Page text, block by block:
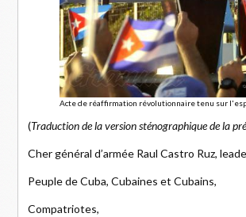
Acte de réaffirmation révolutionnaire tenu sur
(Traduction de la version sténographique de la
Cher général d’armée Raul Castro Ruz,
Peuple de Cuba, Cubaines et Cubains,
Compatriotes,